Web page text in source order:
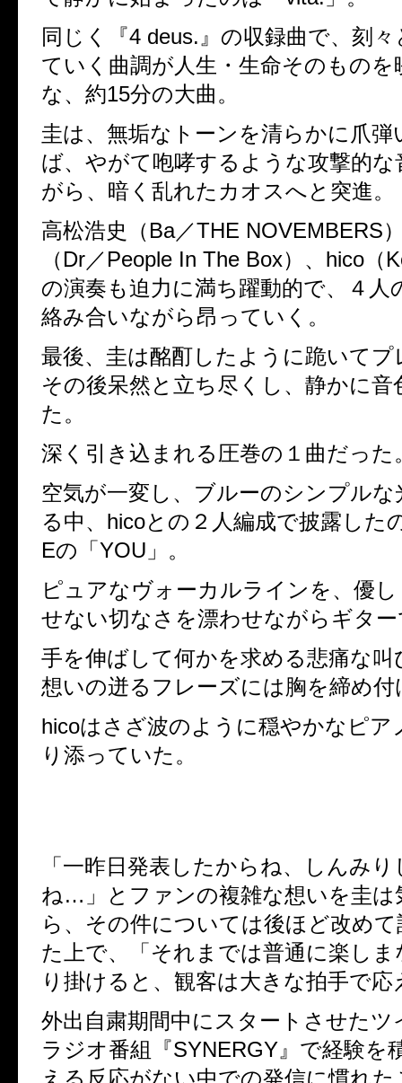
同じく『4 deus. 』の収録曲で、刻
ていく曲調が人生・生命そのものを
な、約15分の大曲。
圭は、無垢なトーンを清らかに爪弾
ば、やがて咆哮するような攻撃的な
がら、暗く乱れたカオスへと突進。
高松浩史（Ba／THE NOVEMBERS
（Dr／People In The Box）、 hico （
の演奏も迫力に満ち躍動的で、４人
絡み合いながら昂っていく。
最後、圭は酩酊したように跪いて
その後呆然と立ち尽くし、静かに音
た。
深く引き込まれる圧巻の１曲だった
空気が一変し、ブルーのシンプル
る中、 hicoとの２人編成で披露した
Eの「 YOU 」。
ピュアなヴォーカルラインを、優
せない切なさを漂わせながらギタ
手を伸ばして何かを求める悲痛な
想いの迸るフレーズには胸を締め
hicoはさざ波のように穏やかなピア
り添っていた。
「一昨日発表したからね、しんみ
ね…」とファンの複雑な想いを圭は
ら、その件については後ほど改め
た上で、「それまでは普通に楽しま
り掛けると、観客は大きな拍手で応
外出自粛期間中にスタートさせたツ
ラジオ番組『SYNERGY 』で経験を